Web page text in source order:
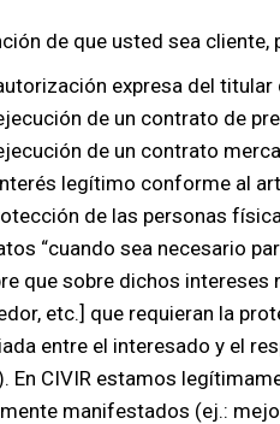
de que usted sea
expresa del
de un contrato de
de un contrato
legítimo conforme al art.
de las personas
“cuando sea necesario
que sobre dichos intereses
etc.] que requieran la
entre el interesado y el
En CIVIR estamos
manifestados (ej.: